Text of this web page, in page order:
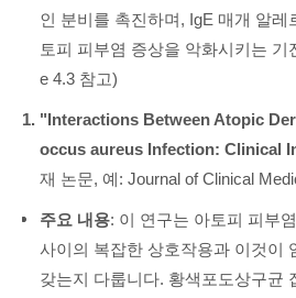
인 분비를 촉진하며, IgE 매개 알
토피 피부염 증상을 악화시키는 기
e 4.3 참고)
"Interactions Between Atopic
occus aureus Infection: Clinical
재 논문, 예: Journal of Clinical
주요 내용: 이 연구는 아토피 피부
사이의 복잡한 상호작용과 이것이
갖는지 다룹니다. 황색포도상구균